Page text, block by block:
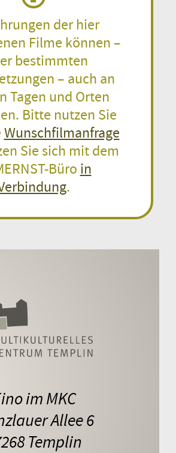
der hier
Filme können –
bestimmten
– auch an
Tagen und Orten
Bitte nutzen Sie
Wunschfilmanfrage
Sie sich mit dem
Büro in
.
im MKC
Allee 6
Templin